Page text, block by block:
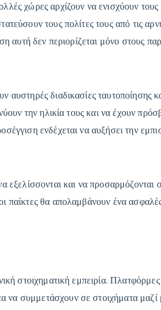
χώρες αρχίζουν να ενισχύουν τους
τους πολίτες τους από τις
αυτή δεν περιορίζεται μόνο στους
αυστηρές διαδικασίες ταυτοποίησης
την ηλικία τους και να έχουν
ενδέχεται να αυξήσει την
και να προσαρμόζονται
παίκτες θα απολαμβάνουν ένα
στοιχηματική εμπειρία.
να συμμετάσχουν σε στοιχήματα μαζί